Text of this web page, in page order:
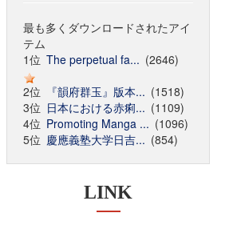
最も多くダウンロードされたアイ
テム
1位 The perpetual fa... (2646)
2位
『韻府群玉』版本... (1518)
3位 日本における赤痢... (1109)
4位 Promoting Manga ... (1096)
5位 慶應義塾大学日吉... (854)
LINK